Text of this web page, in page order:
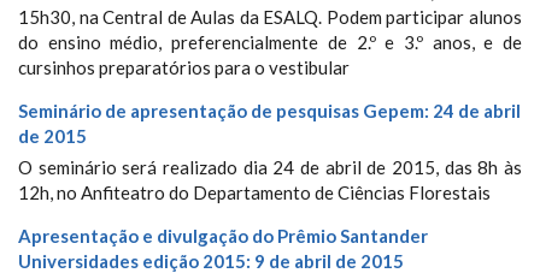
15h30, na Central de Aulas da ESALQ. Podem participar alunos
do ensino médio, preferencialmente de 2.º e 3.º anos, e de
cursinhos preparatórios para o vestibular
Seminário de apresentação de pesquisas Gepem: 24 de abril
de 2015
O seminário será realizado dia 24 de abril de 2015, das 8h às
12h, no Anfiteatro do Departamento de Ciências Florestais
Apresentação e divulgação do Prêmio Santander
Universidades edição 2015: 9 de abril de 2015